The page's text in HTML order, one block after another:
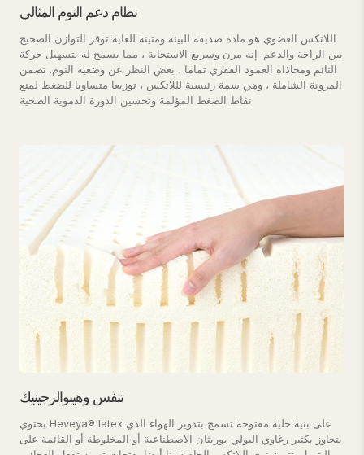
نظام دعم النوم المثالي
اللاتكس العضوي هو مادة صديقة للبيئة ومتينة للغاية توفر التوازن الصحيح
بين الراحة والدعم. إنه مرن وسريع الاستجابة ، مما يسمح له بتسهيل حركة
النائم ومحاذاة العمود الفقري تماما ، بغض النظر عن وضعية النوم. تضمن
المرونة الشاملة ، وهي سمة رئيسية لللاتكس ، توزيعا متساويا للضغط لمنع
نقاط الضغط المؤلمة وتحسين الدورة الدموية الصحية.
تنفس وهيبوالرجينيك
يحتوي Heveya® latex على بنية خلية مفتوحة تسمح بتدوير الهواء الذي
يتجاوز بكثير رغاوي البولي يوريثان الاصطناعية أو المخلوطة أو القائمة على